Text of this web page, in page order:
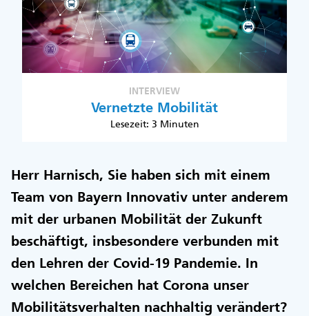
INTERVIEW
Vernetzte Mobilität
Lesezeit: 3 Minuten
Herr Harnisch, Sie haben sich mit einem
Team von Bayern Innovativ unter anderem
mit der urbanen Mobilität der Zukunft
beschäftigt, insbesondere verbunden mit
den Lehren der Covid-19 Pandemie. In
welchen Bereichen hat Corona unser
Mobilitätsverhalten nachhaltig verändert?